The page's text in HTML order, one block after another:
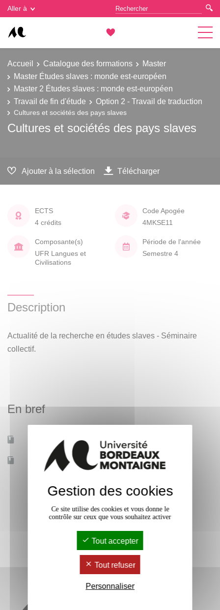
Aller à
Accueil Catalogue des formations
Master
Master Études slaves : monde est-européen
Master 2 Études slaves : monde est-européen
Travail de fin d'étude
Option 2 - Travail de traduction
Cultures et sociétés des pays slaves
Cultures et sociétés des pays slaves
Ajouter à la sélection Télécharger
ECTS
4 crédits
Code Apogée
4MKSE11
Composante(s)
UFR Langues et
Civilisations
Période de l'année
Semestre 4
Description
Actualité de la recherche en études slaves - Séminaire
collectif.
En bref
Mobilité d'études Non
Accessible à distance Non
Gestion des cookies
Gestion des cookies
Ce site utilise des cookies et vous donne le
contrôle sur ceux que vous souhaitez activer
Tout accepter
Tout refuser
Personnaliser